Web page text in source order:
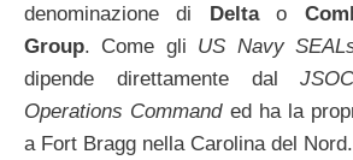
denominazione di Deltao
Group. Come gli US Navy
dipende direttamente dal
Operations Commanded ha la
a Fort Bragg nella Carolina del Nord.